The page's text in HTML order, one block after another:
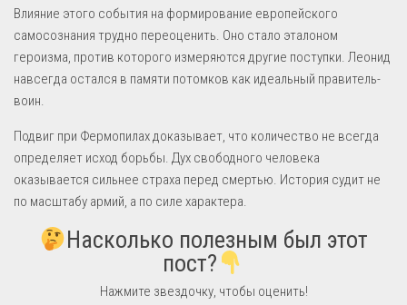
Влияние этого события на формирование европейского
самосознания трудно переоценить. Оно стало эталоном
героизма, против которого измеряются другие поступки. Леонид
навсегда остался в памяти потомков как идеальный правитель-
воин.
Подвиг при Фермопилах доказывает, что количество не всегда
определяет исход борьбы. Дух свободного человека
оказывается сильнее страха перед смертью. История судит не
по масштабу армий, а по силе характера.
Насколько полезным был этот
пост?
Нажмите звездочку, чтобы оценить!